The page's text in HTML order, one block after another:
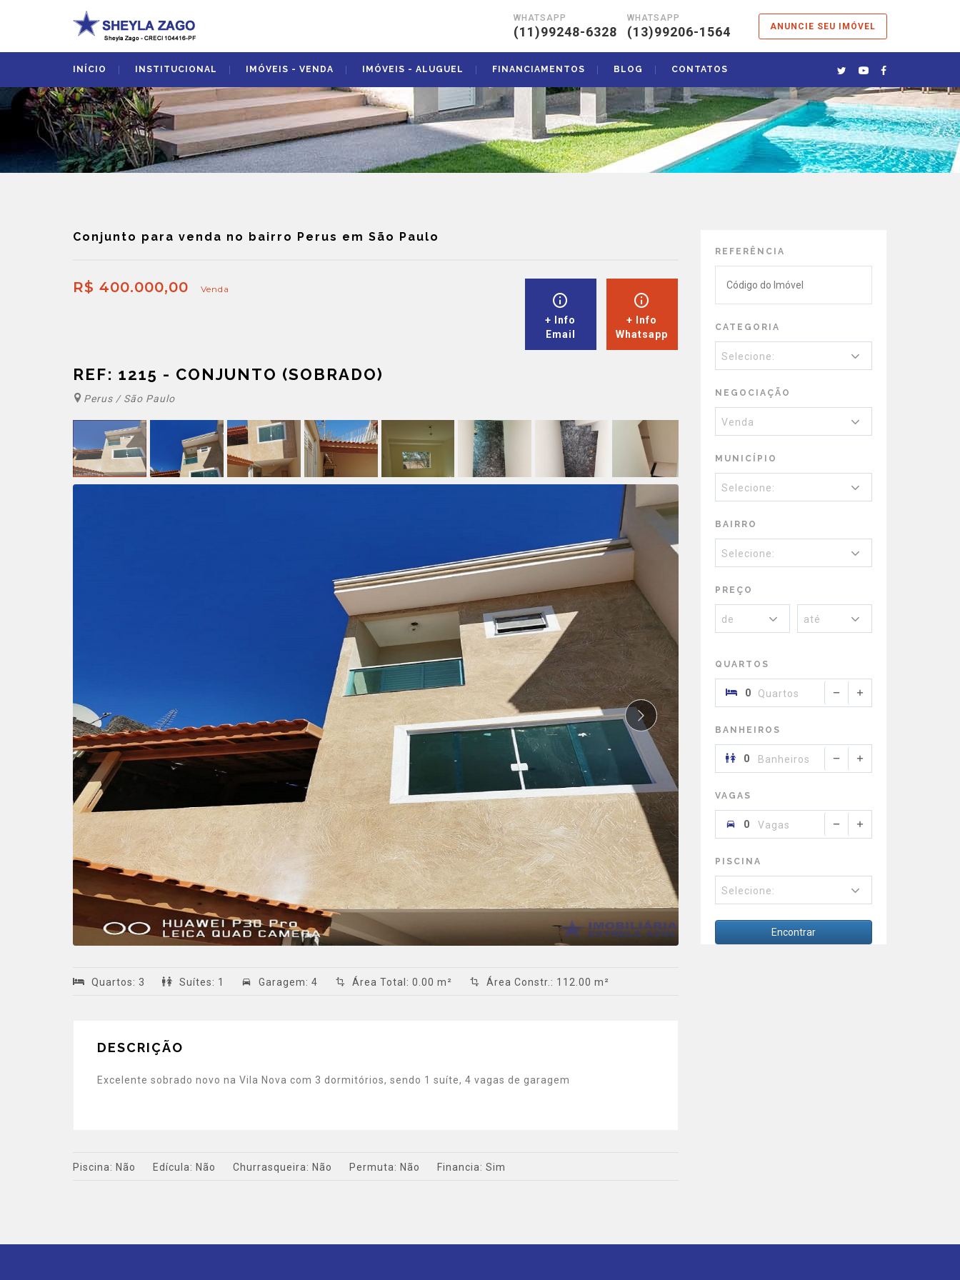
WHATSAPP
(11)99248-6328
WHATSAPP
(13)99206-1564 ANUNCIE SEU IMÓVEL
INÍCIO INSTITUCIONAL IMÓVEIS - VENDA IMÓVEIS - ALUGUEL FINANCIAMENTOS BLOG CONTATOS
Conjunto para venda no bairro Perus em São Paulo
R$ 400.000,00 Venda
+ Info
Email
+ Info
Whatsapp
REF: 1215 - CONJUNTO (SOBRADO)
Perus / São Paulo
Quartos: 3 Suítes: 1 Garagem: 4 Área Total : 0.00 m² Área Constr.: 112.00 m²
DESCRIÇÃO
Excelente sobrado novo na Vila Nova com 3 dormitórios, sendo 1 suíte, 4 vagas de garagem
Piscina: Não Edícula: Não Churrasqueira: Não Permuta: Não Financia: Sim
REFERÊNCIA
CATEGORIA
Selecione:
NEGOCIAÇÃO
Venda
MUNICÍPIO
Selecione:
BAIRRO
Selecione:
PREÇO
de até
QUARTOS
Quartos
BANHEIROS
Banheiros
VAGAS
Vagas
PISCINA
Selecione:
Encontrar